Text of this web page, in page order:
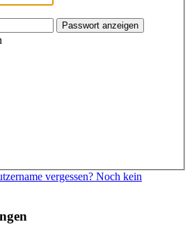
Passwort anzeigen
vergessen? Noch kein